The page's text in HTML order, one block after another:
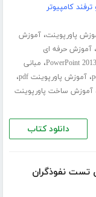
کامپیوتر
پاورپوینت،آموزش
،آموزش حرفه ای
PowerPoint 2013، مبانی
،آموزش پاورپوینت pdf ،
آموزش ساخت پاورپوینت
دانلود کتاب
تست نفوذگران